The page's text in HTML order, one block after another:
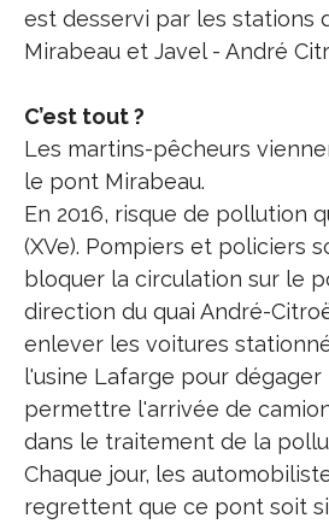
est desservi par les stations
Mirabeau et Javel - André
C’est tout ?
Les martins-pêcheurs
le pont Mirabeau.
En 2016, risque de pollution
(XVe). Pompiers et policiers
bloquer la circulation sur le
direction du quai André-
enlever les voitures
l'usine Lafarge pour
permettre l'arrivée de
dans le traitement de la
Chaque jour, les
regrettent que ce pont soit